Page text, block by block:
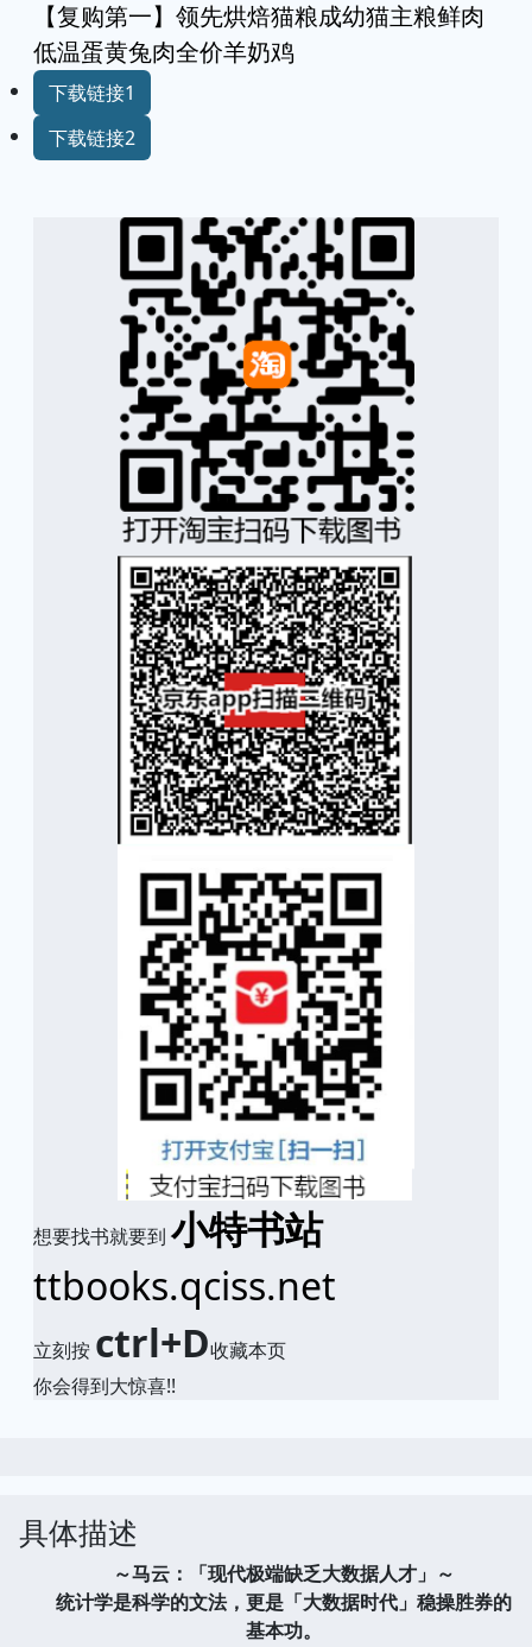
【复购第一】领先烘焙猫粮成幼猫主粮鲜肉
低温蛋黄兔肉全价羊奶鸡
下载链接1
下载链接2
想要找书就要到 小特书站
ttbooks.qciss.net
立刻按 ctrl+D收藏本页
你会得到大惊喜!!
具体描述
～马云：「现代极端缺乏大数据人才」～
统计学是科学的文法，更是「大数据时代」稳操胜券的
基本功。